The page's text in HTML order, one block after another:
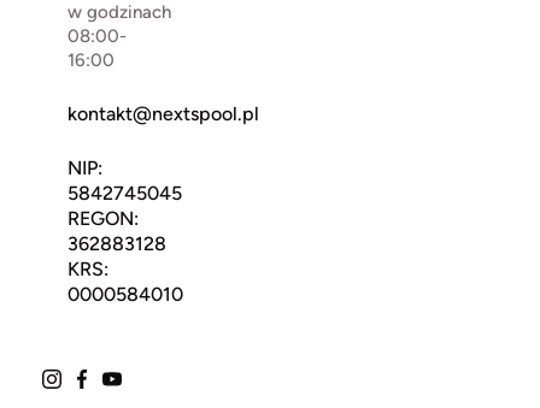
w godzinach
08:00-
16:00
kontakt@nextspool.pl
NIP:
5842745045
REGON:
362883128
KRS:
0000584010